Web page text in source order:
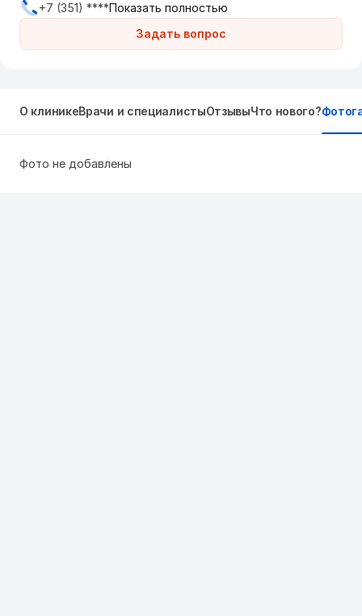
Задать вопрос
+7 (351) ****Показать полностью
О клиникеВрачи и специалистыОтзывыЧто нового?
Фото не добавлены